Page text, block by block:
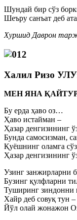
Шундай бир сўз
Шеъру санъат деб
Хуршид Даврон
Халил Ризо
МЕН ЯНА
Бу ерда ҳаво оз…
Ҳаво истайман –
Ҳазар денгизининг
Бунда самосизман,
Қуёшнинг оламга
Ҳазар денгизининг
Узинг занжирларни
Бузинг қулфларни
Туширинг зиндонни
Хайр деб совуқ тун
Йўл олай жонажон